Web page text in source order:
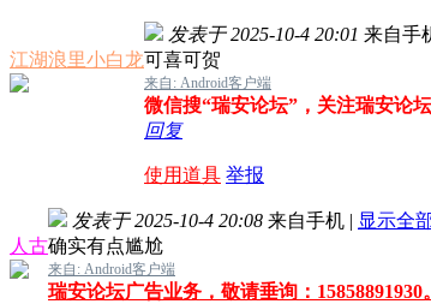
江湖浪里小白龙
发表于 2025-10-4 20:01 来自手
可喜可贺
来自: Android客户端
微信搜“瑞安论坛”，关注瑞安论
回复
使用道具 举报
人古
发表于 2025-10-4 20:08 来自手机 | 显示全
确实有点尴尬
来自: Android客户端
瑞安论坛广告业务，敬请垂询：15858891930